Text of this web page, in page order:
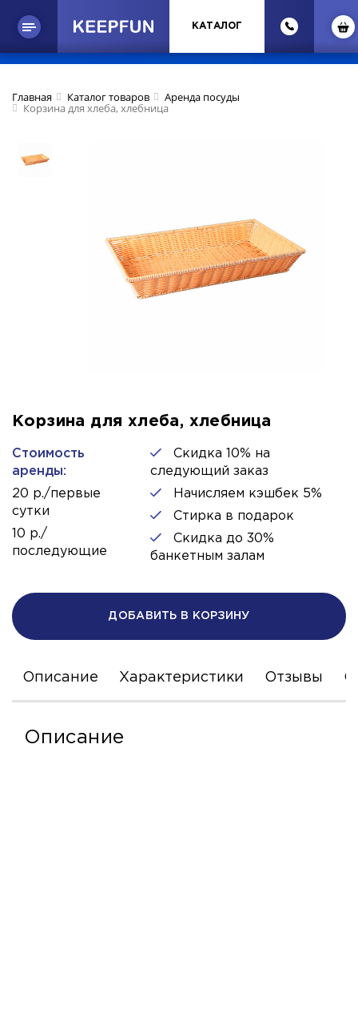
КАТАЛОГ
Главная Каталог товаров Аренда посуды
Корзина для хлеба, хлебница
Корзина для хлеба, хлебница
Стоимость
аренды:
20 р./первые
сутки
10 р./
последующие
Скидка 10% на
следующий заказ
Начисляем кэшбек 5%
Стирка в подарок
Скидка до 30%
банкетным залам
ДОБАВИТЬ В КОРЗИНУ
Описание Характеристики Отзывы С
Описание